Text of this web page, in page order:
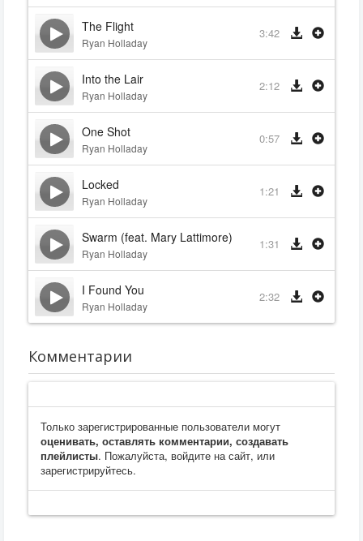
The Flight
Ryan Holladay
3:42
Into the Lair
Ryan Holladay
2:12
One Shot
Ryan Holladay
0:57
Locked
Ryan Holladay
1:21
Swarm (feat. Mary Lattimore)
Ryan Holladay
1:31
I Found You
Ryan Holladay
2:32
Комментарии
Только зарегистрированные пользователи могут
оценивать, оставлять комментарии, создавать
плейлисты. Пожалуйста, войдите на сайт, или
зарегистрируйтесь.